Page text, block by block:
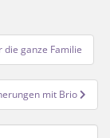
die ganze Familie
mit Brio